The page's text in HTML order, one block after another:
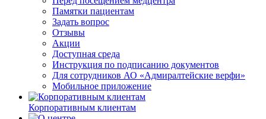
Памятки пациентам
Задать вопрос
Отзывы
Акции
Доступная среда
Инструкция по подписанию документов
Для сотрудников АО «Адмиралтейские верфи»
Мобильное приложение
Корпоративным клиентам